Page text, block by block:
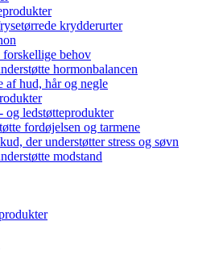
krydderurter
behov
hormonbalancen
af hud, hår og negle
og ledstøtteprodukter
fordøjelsen og tarmene
der understøtter stress og søvn
modstand